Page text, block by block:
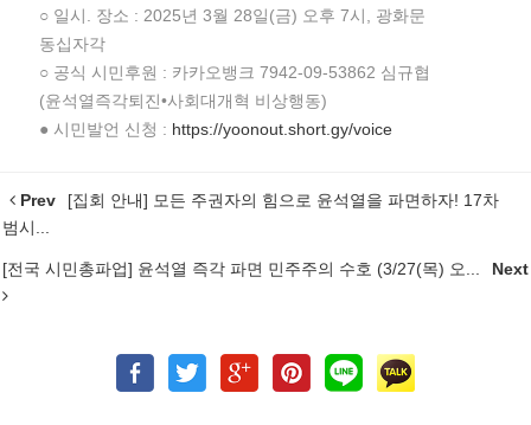
○ 일시. 장소 : 2025년 3월 28일(금) 오후 7시, 광화문
동십자각
○ 공식 시민후원 : 카카오뱅크 7942-09-53862 심규협
(윤석열즉각퇴진•사회대개혁 비상행동)
● 시민발언 신청 : https://yoonout.short.gy/voice
Prev
[집회 안내] 모든 주권자의 힘으로 윤석열을 파면하자! 17차
범시...
[전국 시민총파업] 윤석열 즉각 파면 민주주의 수호 (3/27(목) 오... Next